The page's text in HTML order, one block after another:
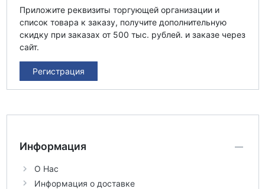
Приложите реквизиты торгующей организации и
список товара к заказу, получите дополнительную
скидку при заказах от 500 тыс. рублей. и заказе через
сайт.
Регистрация
Информация
О Нас
Информация о доставке